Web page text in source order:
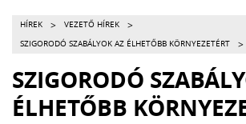
HÍREK > VEZETŐ HÍREK >
SZIGORODÓ SZABÁLYOK AZ ÉLHETŐBB KÖRNYEZETÉRT >
SZIGORODÓ
ÉLHETŐBB